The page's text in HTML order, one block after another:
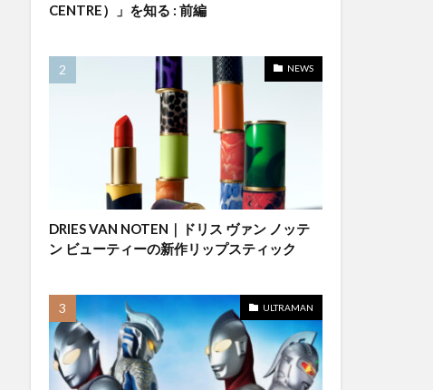
CENTRE）」を知る : 前編
NEWS
DRIES VAN NOTEN｜ドリス ヴァン ノッテ
ン ビューティーの新作リップスティック
ULTRAMAN